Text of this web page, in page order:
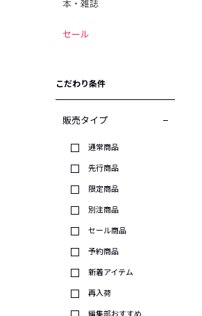
本・雑誌
セール
こだわり条件
販売タイプ
通常商品
先行商品
限定商品
別注商品
セール商品
予約商品
新着アイテム
再入荷